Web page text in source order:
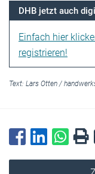
DHB jetzt auch
Einfach hier
registrieren!
Text: Lars Otten /